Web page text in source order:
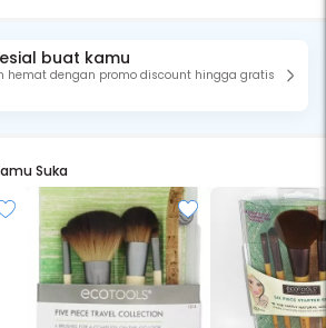
buat kamu
hemat dengan promo discount hingga gratis
Suka